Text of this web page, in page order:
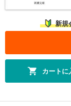
新規
カートに